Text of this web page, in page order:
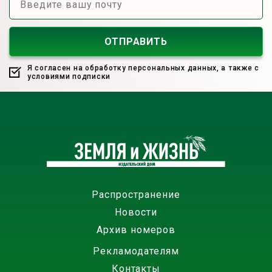
Я согласен на обработку персональных данных, а также с
условиями подписки
Распространение
Новости
Архив номеров
Рекламодателям
Контакты